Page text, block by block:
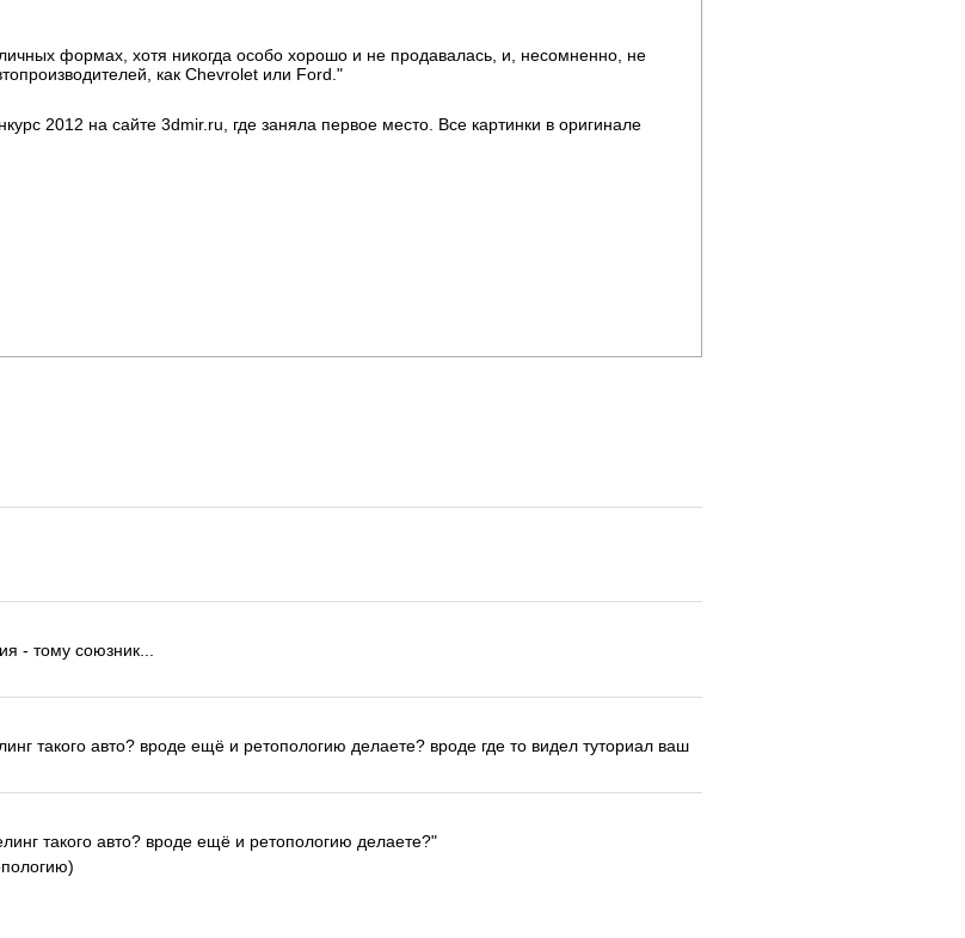
формах, хотя никогда особо хорошо и не продавалась, и, несомненно, не
как Chevrolet или Ford."
2012 на сайте 3dmir.ru, где заняла первое место. Все картинки в оригинале
- тому союзник...
такого авто? вроде ещё и ретопологию делаете? вроде где то видел туториал ваш
такого авто? вроде ещё и ретопологию делаете?"